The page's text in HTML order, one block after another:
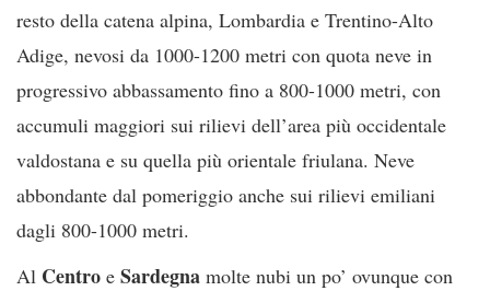
resto della catena alpina, Lombardia e Trentino-Alto
Adige, nevosi da 1000-1200 metri con quota neve in
progressivo abbassamento fino a 800-1000 metri, con
accumuli maggiori sui rilievi dell’area più occidentale
valdostana e su quella più orientale friulana. Neve
abbondante dal pomeriggio anche sui rilievi emiliani
dagli 800-1000 metri.
Al Centro e Sardegna molte nubi un po’ ovunque con